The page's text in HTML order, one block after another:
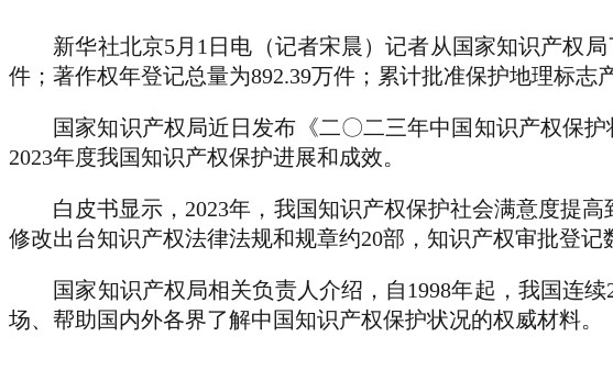
新华社北京5月1日电（记者宋晨）记者从国家知识产权局
件；著作权年登记总量为892.39万件；累计批准保护地理标志产
国家知识产权局近日发布《二〇二三年中国知识产权保护
2023年度我国知识产权保护进展和成效。
白皮书显示，2023年，我国知识产权保护社会满意度提高
修改出台知识产权法律法规和规章约20部，知识产权审批登记
国家知识产权局相关负责人介绍，自1998年起，我国连续
场、帮助国内外各界了解中国知识产权保护状况的权威材料。